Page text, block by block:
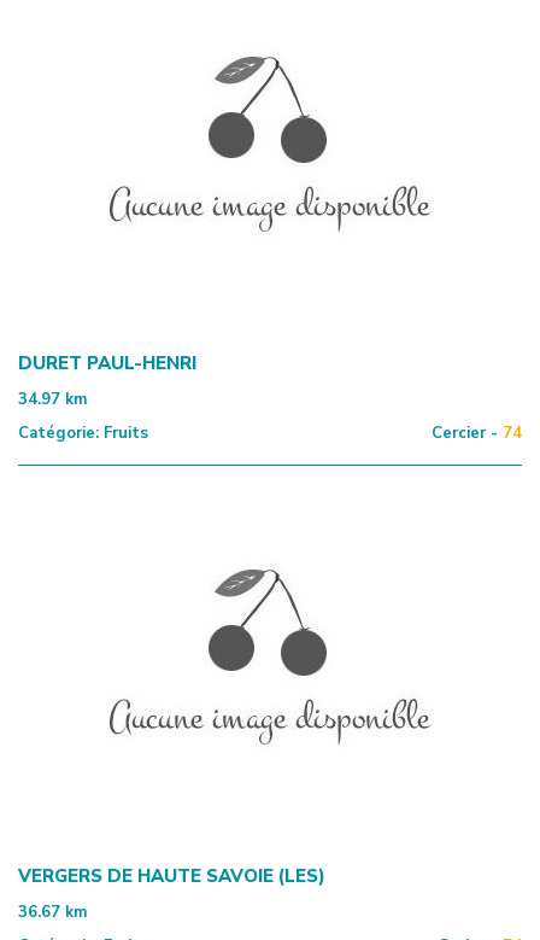
DURET PAUL-HENRI
34.97 km
Catégorie: Fruits Cercier - 74
VERGERS DE HAUTE SAVOIE (LES)
36.67 km